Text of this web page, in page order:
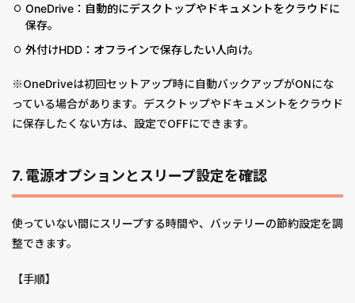
OneDrive：自動的にデスクトップやドキュメントをクラウドに
保存。
外付けHDD：オフラインで保存したい人向け。
※OneDriveは初回セットアップ時に自動バックアップがONにな
っている場合があります。デスクトップやドキュメントをクラウド
に保存したくない方は、設定でOFFにできます。
7. 電源オプションとスリープ設定を確認
使っていない間にスリープする時間や、バッテリーの節約設定を調
整できます。
【手順】